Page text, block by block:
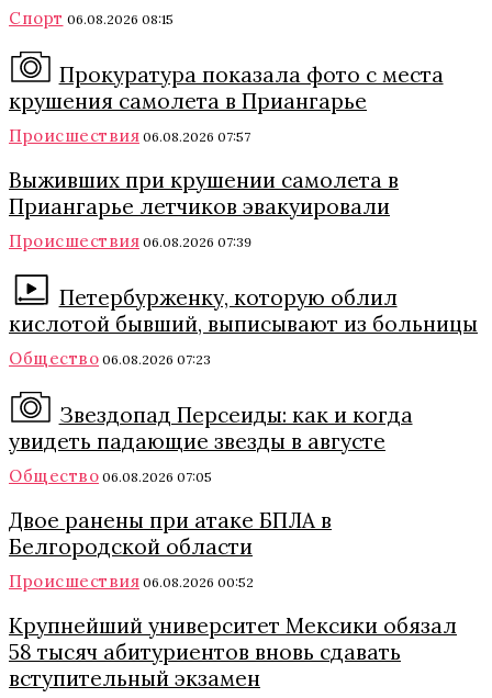
Спорт 06.08.2026 08:15
Прокуратура показала фото с места
крушения самолета в Приангарье
Происшествия 06.08.2026 07:57
Выживших при крушении самолета в
Приангарье летчиков эвакуировали
Происшествия 06.08.2026 07:39
Петербурженку, которую облил
кислотой бывший, выписывают из больницы
Общество 06.08.2026 07:23
Звездопад Персеиды: как и когда
увидеть падающие звезды в августе
Общество 06.08.2026 07:05
Двое ранены при атаке БПЛА в
Белгородской области
Происшествия 06.08.2026 00:52
Крупнейший университет Мексики обязал
58 тысяч абитуриентов вновь сдавать
вступительный экзамен